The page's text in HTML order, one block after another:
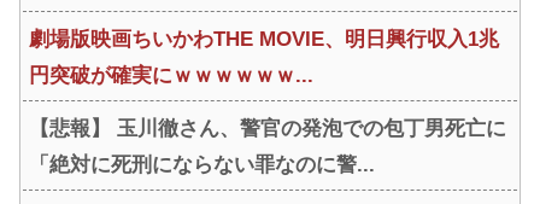
劇場版映画ちいかわTHE MOVIE、明日興行収入1兆
円突破が確実にｗｗｗｗｗｗ...
【悲報】 玉川徹さん、警官の発泡での包丁男死亡に
「絶対に死刑にならない罪なのに警...